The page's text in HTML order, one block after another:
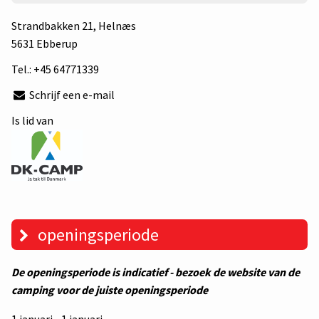
Strandbakken 21, Helnæs
5631 Ebberup
Tel.: +45 64771339
Schrijf een e-mail
Is lid van
openingsperiode
De openingsperiode is indicatief - bezoek de website van de
camping voor de juiste openingsperiode